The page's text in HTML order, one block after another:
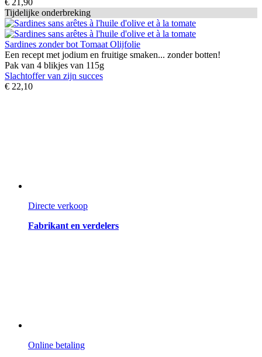
Tijdelijke onderbreking
Sardines zonder bot Tomaat Olijfolie
Een recept met jodium en fruitige smaken... zonder botten!
Pak van 4 blikjes van 115g
Slachtoffer van zijn succes
€ 22,10
Directe verkoop
Fabrikant en verdelers
Online betaling